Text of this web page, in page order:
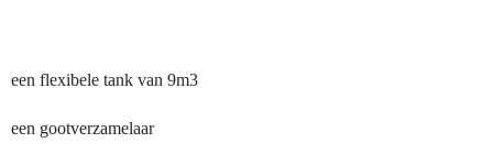
een flexibele tank van 9m3
een gootverzamelaar